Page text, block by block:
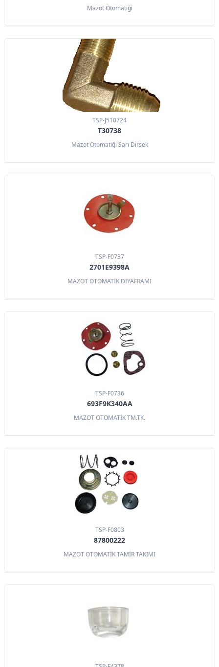
Mazot Otomatiği
TSP-J510724
T30738
Mazot Otomatiği Sarı Dirsek
TSP-F0737
2701E9398A
MAZOT OTOMATİK DİYAFRAMI
TSP-F0736
693F9K340AA
MAZOT OTOMATİK TM.TK.
TSP-F0803
87800222
MAZOT OTOMATİK TAMİR TAKIMI